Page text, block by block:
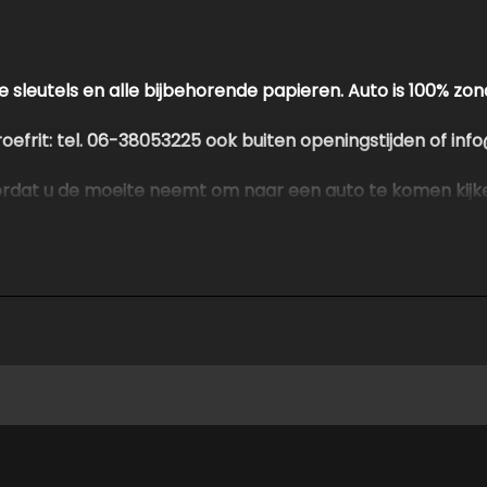
en alle bijbehorende papieren. Auto is 100%
tel. 06-38053225 ook buiten openingstijden of
u de moeite neemt om naar een auto te komen
www.autokuepers.nl
in tegen betaalbare prijzen, hebben geen duur en
in deze advertentie correct weer te geven.